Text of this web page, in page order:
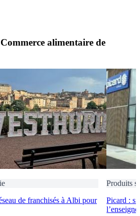
alimentaire de
de franchisés à Albi pour
Produits
Picard :